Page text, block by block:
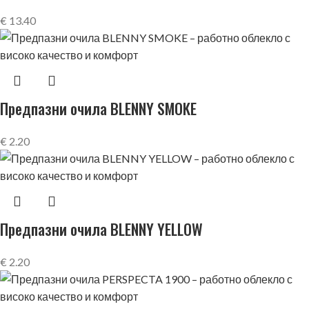
€ 13.40
Предпазни очила BLENNY SMOKE
€ 2.20
Предпазни очила BLENNY YELLOW
€ 2.20